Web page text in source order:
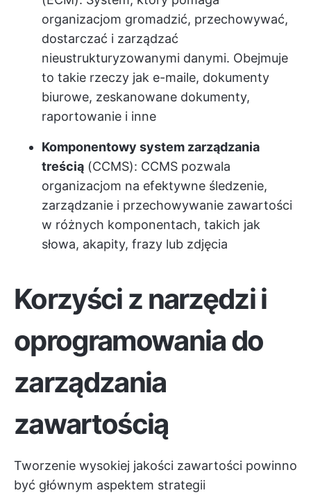
organizacjom gromadzić, przechowywać,
dostarczać i zarządzać
nieustrukturyzowanymi danymi. Obejmuje
to takie rzeczy jak e-maile, dokumenty
biurowe, zeskanowane dokumenty,
raportowanie i inne
Komponentowy system zarządzania
treścią (CCMS): CCMS pozwala
organizacjom na efektywne śledzenie,
zarządzanie i przechowywanie zawartości
w różnych komponentach, takich jak
słowa, akapity, frazy lub zdjęcia
Korzyści z narzędzi i
oprogramowania do
zarządzania
zawartością
Tworzenie wysokiej jakości zawartości powinno
być głównym aspektem strategii